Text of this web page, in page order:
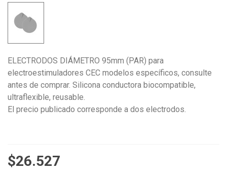
ELECTRODOS DIÁMETRO 95mm (PAR) para
electroestimuladores CEC modelos específicos, consulte
antes de comprar. Silicona conductora biocompatible,
ultraflexible, reusable.
El precio publicado corresponde a dos electrodos.
$26.527